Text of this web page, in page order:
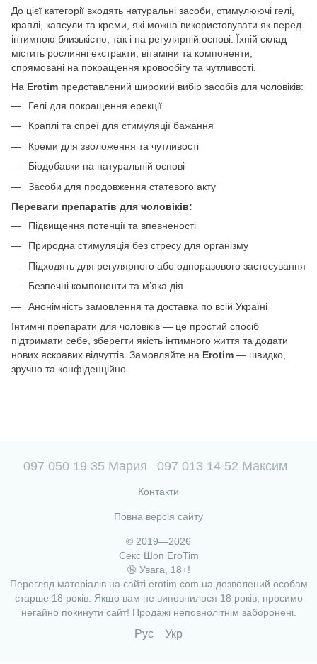
До цієї категорії входять натуральні засоби, стимулюючі гелі,
краплі, капсули та креми, які можна використовувати як перед
інтимною близькістю, так і на регулярній основі. Їхній склад
містить рослинні екстракти, вітаміни та компоненти,
спрямовані на покращення кровообігу та чутливості.
На Erotim представлений широкий вибір засобів для чоловіків:
Гелі для покращення ерекції
Краплі та спреї для стимуляції бажання
Креми для зволоження та чутливості
Біодобавки на натуральній основі
Засоби для продовження статевого акту
Переваги препаратів для чоловіків:
Підвищення потенції та впевненості
Природна стимуляція без стресу для організму
Підходять для регулярного або одноразового застосування
Безпечні компоненти та м’яка дія
Анонімність замовлення та доставка по всій Україні
Інтимні препарати для чоловіків — це простий спосіб
підтримати себе, зберегти якість інтимного життя та додати
нових яскравих відчуттів. Замовляйте на Erotim — швидко,
зручно та конфіденційно.
097 050 19 35 Мария 097 013 14 52 Максим
Контакти
Повна версія сайту
© 2019—2026
Секс Шоп EroTim
🔞 Увага, 18+!
Перегляд матеріалів на сайті erotim.com.ua дозволений особам
старше 18 років. Якщо вам не виповнилося 18 років, просимо
негайно покинути сайт! Продажі неповнолітнім заборонені.
Рус Укр